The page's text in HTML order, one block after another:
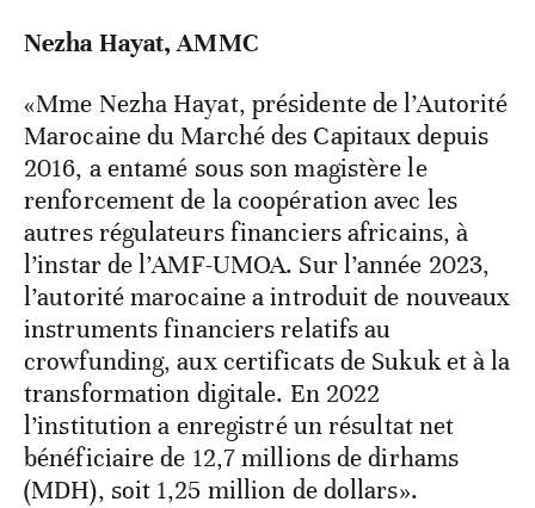
Nezha Hayat, AMMC
«Mme Nezha Hayat, présidente de l’Autorité
Marocaine du Marché des Capitaux depuis
2016, a entamé sous son magistère le
renforcement de la coopération avec les
autres régulateurs financiers africains, à
l’instar de l’AMF-UMOA. Sur l’année 2023,
l’autorité marocaine a introduit de nouveaux
instruments financiers relatifs au
crowfunding, aux certificats de Sukuk et à la
transformation digitale. En 2022
l’institution a enregistré un résultat net
bénéficiaire de 12,7 millions de dirhams
(MDH), soit 1,25 million de dollars».